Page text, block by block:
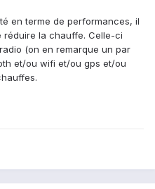
en terme de performances, il
réduire la chauffe. Celle-ci
(on en remarque un par
et/ou wifi et/ou gps et/ou